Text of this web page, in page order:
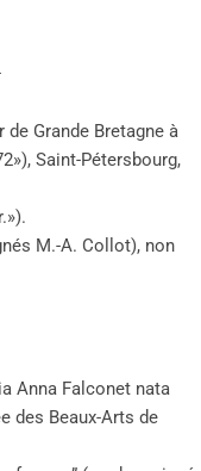
Grande Bretagne à
Saint-Pétersbourg,
M.-A. Collot), non
Anna Falconet nata
des Beaux-Arts de